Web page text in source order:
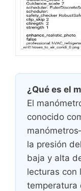
¿Qué es el
El
conocido
la presión
baja y alta
lecturas con
temperatura